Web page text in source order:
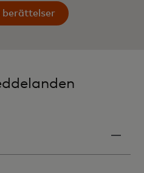
berättelser